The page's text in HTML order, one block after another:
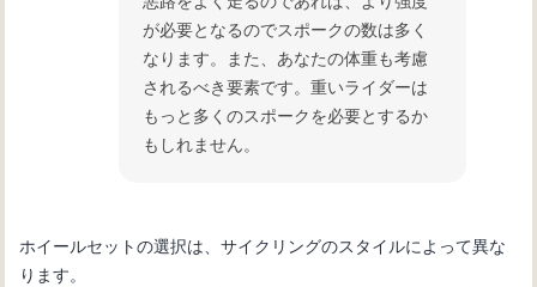
が必要となるのでスポークの数は多く
なります。また、あなたの体重も考慮
されるべき要素です。重いライダーは
もっと多くのスポークを必要とするか
もしれません。
ホイールセットの選択は、サイクリングのスタイルによって異な
ります。